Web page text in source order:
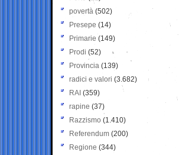
povertà (502)
Presepe (14)
Primarie (149)
Prodi (52)
Provincia (139)
radici e valori (3.682)
RAI (359)
rapine (37)
Razzismo (1.410)
Referendum (200)
Regione (344)